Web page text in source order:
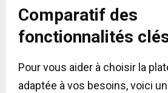
Comparatif des
fonctionnalités
Pour vous aider à choisir la
adaptée à vos besoins, voici